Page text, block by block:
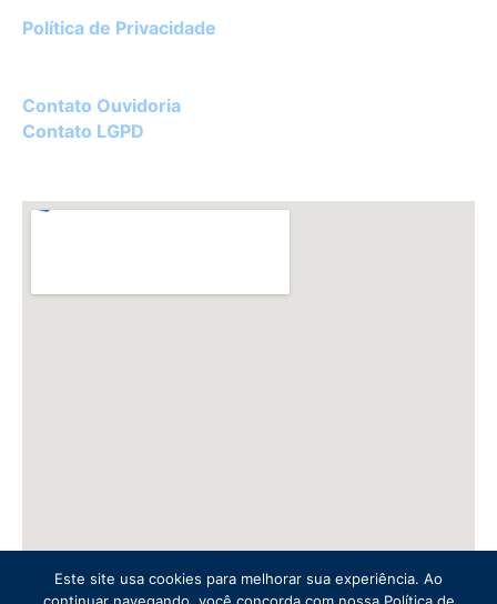
Política de Privacidade
Contato Ouvidoria
Contato LGPD
Este site usa cookies para melhorar sua experiência. Ao